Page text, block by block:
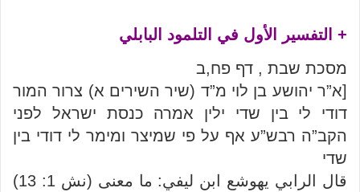
+ التفسير الأول في التلمود البابلي
מסכת שבת , דף פח,ב
[א”ר יהושע בן לוי מ”ד (שיר השירים א) צרור המור
דודי לי בין שדי ילין אמרה כנסת ישראל לפני
הקב”ה רבש”ע אף על פי שמיצר ומימר לי דודי בין
שדי
قال الرابي يهوشع ابن ليفي: ما معنى (نش 1: 13)